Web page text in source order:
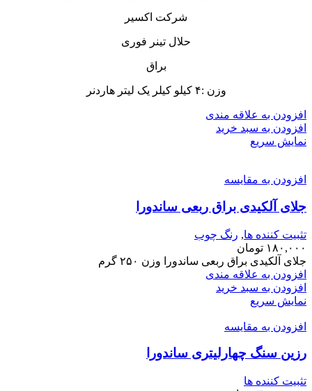
شرکت اکسیر
حلال تینر فوری
براق
وزن :۴ کیلو کیلر یک لیتر هاردنر
افزودن به علاقه مندی
افزودن به سبد خرید
نمایش سریع
افزودن به مقایسه
جلای آلکیدی براق ربعی ساندورا
تثبیت کننده ها, رنگ چوب
۱۸۰,۰۰۰ تومان
جلای آلکیدی براق ربعی ساندورا وزن ۲۵۰ گرم
افزودن به علاقه مندی
افزودن به سبد خرید
نمایش سریع
افزودن به مقایسه
رزین سنگ چهارلیتری ساندورا
تثبیت کننده ها